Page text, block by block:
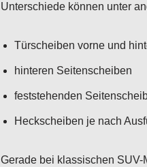
Unterschiede können unter
Türscheiben vorne und
hinteren Seitenscheiben
feststehenden
Heckscheiben je nach
Gerade bei klassischen